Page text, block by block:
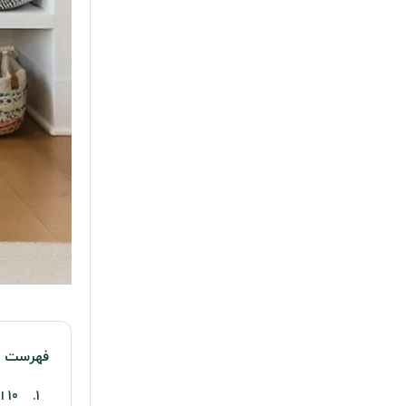
فهرست
10 ایده و طرح اتاق بازی برای لذتی فوق العاده